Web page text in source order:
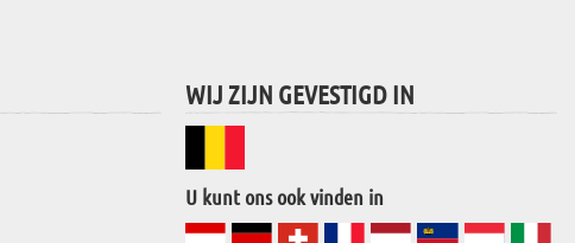
WIJ ZIJN GEVESTIGD IN
U kunt ons ook vinden in